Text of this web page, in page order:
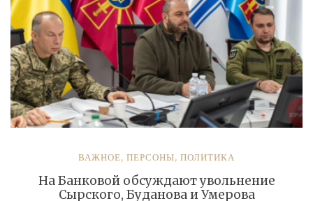
ВАЖНОЕ, ПЕРСОНЫ, ПОЛИТИКА
На Банковой обсуждают увольнение
Сырского, Буданова и Умерова